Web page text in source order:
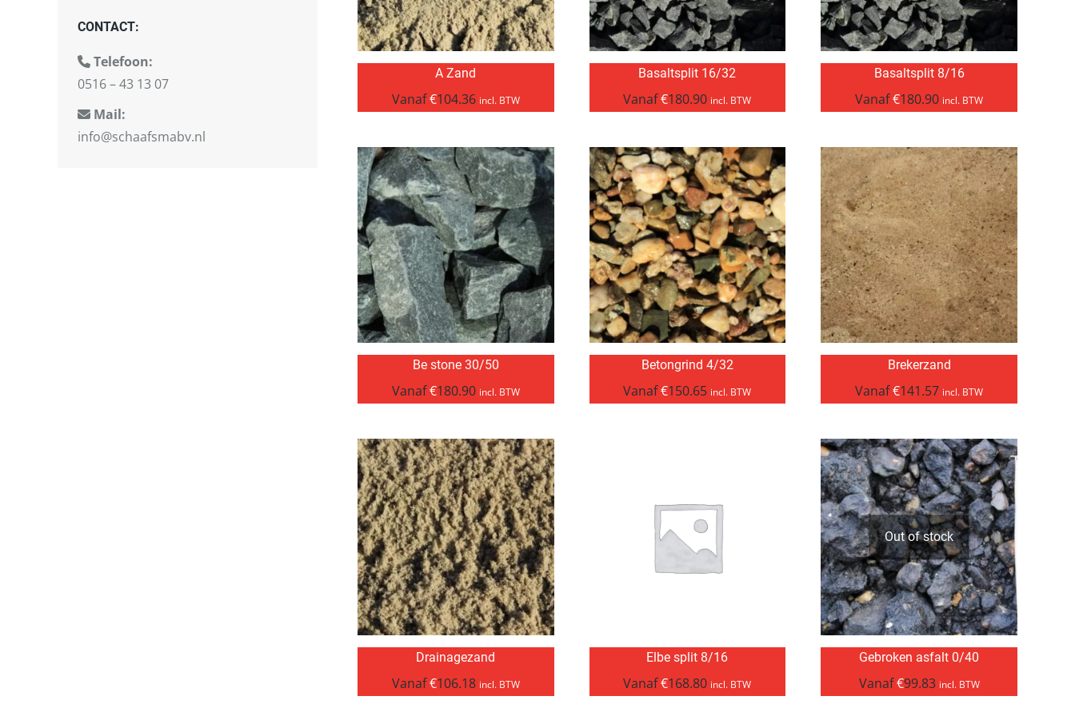
A Zand
Vanaf€104.36 incl. BTW
Basaltsplit 16/32
Vanaf€180.90 incl. BTW
Basaltsplit 8/16
Vanaf€180.90 incl. BTW
Be stone 30/50
Vanaf€180.90 incl. BTW
Betongrind 4/32
Vanaf€150.65 incl. BTW
Brekerzand
Vanaf€141.57 incl. BTW
Drainagezand
Vanaf€106.18 incl. BTW
Elbe split 8/16
Vanaf€168.80 incl. BTW
Out of stock
Gebroken asfalt 0/40
Vanaf€99.83 incl. BTW
CONTACT:
Telefoon:
0516 – 43 13 07
Mail:
info@schaafsmabv.nl